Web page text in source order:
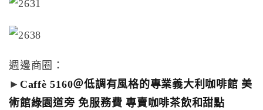
週邊商圈：
► Caffè 5160＠低調有風格的專業義大利咖啡館 美
術館綠園道旁 免服務費 專賣咖啡茶飲和甜點